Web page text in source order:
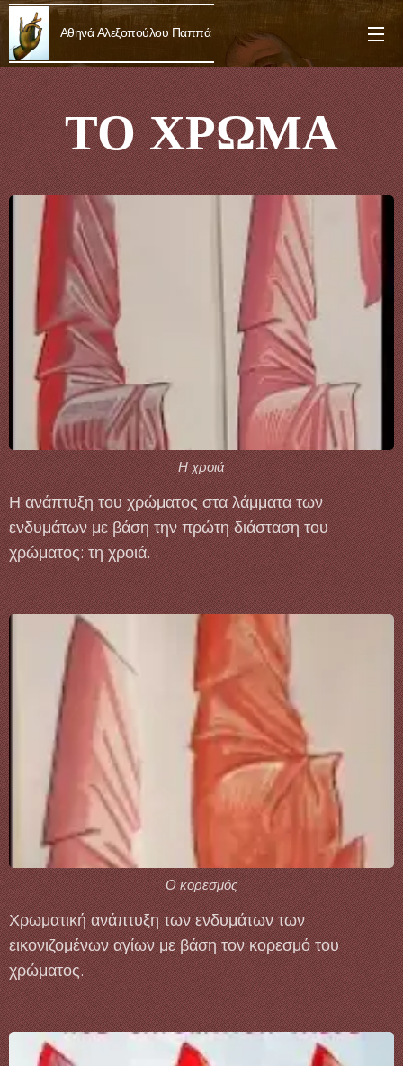
Αθηνά Αλεξοπούλου Παππά
ΤΟ ΧΡΩΜΑ
Η χροιά
Η ανάπτυξη του χρώματος στα λάμματα των
ενδυμάτων με βάση την πρώτη διάσταση του
χρώματος: τη χροιά. .
Ο κορεσμός
Χρωματική ανάπτυξη των ενδυμάτων των
εικονιζομένων αγίων με βάση τον κορεσμό του
χρώματος.